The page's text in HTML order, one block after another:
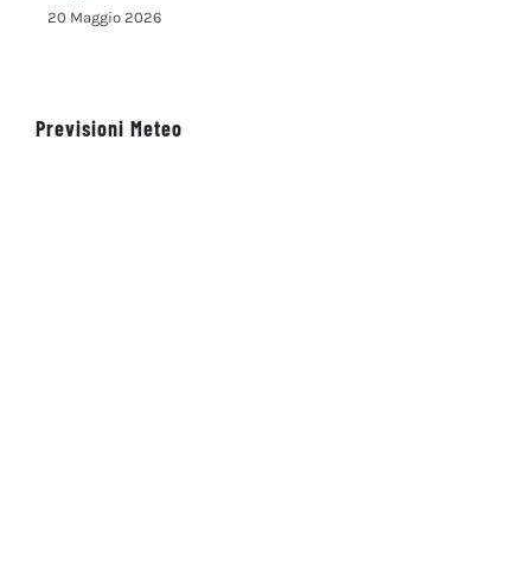
cappuccino san Felice da Cantalice